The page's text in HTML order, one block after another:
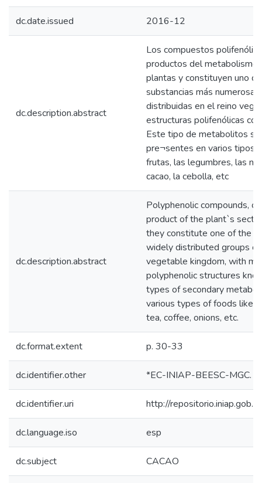
dc.date.issued 2016-12
dc.description.abstract
Los compuestos
productos del metabolismo
plantas y constituyen uno
substancias más
distribuidas en el reino
estructuras polifenólicas
Este tipo de metabolitos
pre¬sentes en varios tipos
frutas, las legumbres, las
cacao, la cebolla, etc
dc.description.abstract
Polyphenolic compounds,
product of the plant`s
they constitute one of the
widely distributed groups
vegetable kingdom, with
polyphenolic structures
types of secondary
various types of foods like
tea, coffee, onions, etc.
dc.format.extent p. 30-33
dc.identifier.other *EC-INIAP-BEESC-MGC.
dc.identifier.uri http://
dc.language.iso esp
dc.subject CACAO